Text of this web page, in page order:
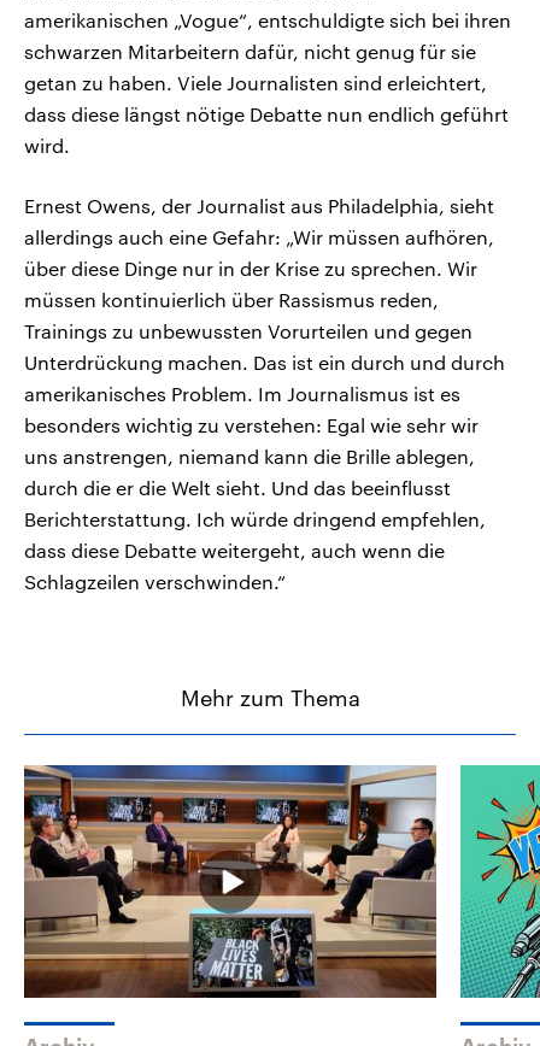
amerikanischen „Vogue“, entschuldigte sich bei ihren
schwarzen Mitarbeitern dafür, nicht genug für sie
getan zu haben. Viele Journalisten sind erleichtert,
dass diese längst nötige Debatte nun endlich geführt
wird.
Ernest Owens, der Journalist aus Philadelphia, sieht
allerdings auch eine Gefahr: „Wir müssen aufhören,
über diese Dinge nur in der Krise zu sprechen. Wir
müssen kontinuierlich über Rassismus reden,
Trainings zu unbewussten Vorurteilen und gegen
Unterdrückung machen. Das ist ein durch und durch
amerikanisches Problem. Im Journalismus ist es
besonders wichtig zu verstehen: Egal wie sehr wir
uns anstrengen, niemand kann die Brille ablegen,
durch die er die Welt sieht. Und das beeinflusst
Berichterstattung. Ich würde dringend empfehlen,
dass diese Debatte weitergeht, auch wenn die
Schlagzeilen verschwinden.“
Mehr zum Thema